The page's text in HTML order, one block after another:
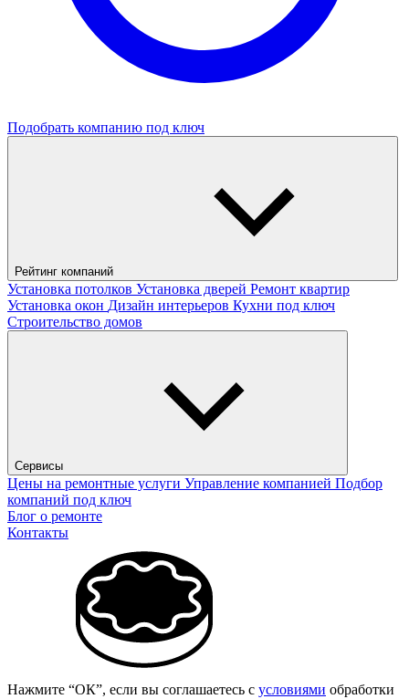
Подобрать компанию под ключ
Рейтинг компаний
Установка потолков Установка дверей Ремонт квартир
Установка окон Дизайн интерьеров Кухни под ключ
Строительство домов
Сервисы
Цены на ремонтные услуги Управление компанией Подбор
компаний под ключ
Блог о ремонте
Контакты
Нажмите “ОК”, если вы соглашаетесь с условиями обработки